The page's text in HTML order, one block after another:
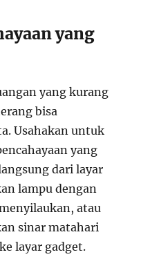
yang
yang kurang
bisa
Usahakan untuk
yang
dari layar
lampu dengan
atau
sinar matahari
layar gadget.